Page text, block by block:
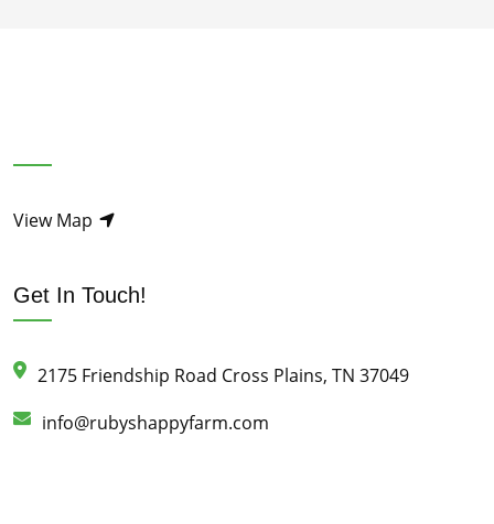
View Map
Get In Touch!
2175 Friendship Road Cross Plains, TN 37049
info@rubyshappyfarm.com